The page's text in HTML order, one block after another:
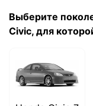
Выберите
Civic, для